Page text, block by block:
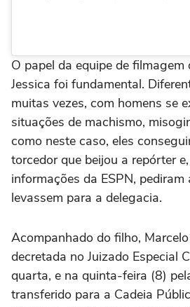
O papel da equipe de filmagem
Jessica foi fundamental.
muitas vezes, com homens se
situações de machismo,
como neste caso, eles
torcedor que beijou a repórter
informações da ESPN, pediram
levassem para a delegacia.
Acompanhado do filho,
decretada no Juizado Especial
quarta, e na quinta-feira (8)
transferido para a Cadeia